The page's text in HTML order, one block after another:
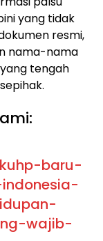
yang tidak
resmi,
nama-nama
tengah
baru-
wajib-